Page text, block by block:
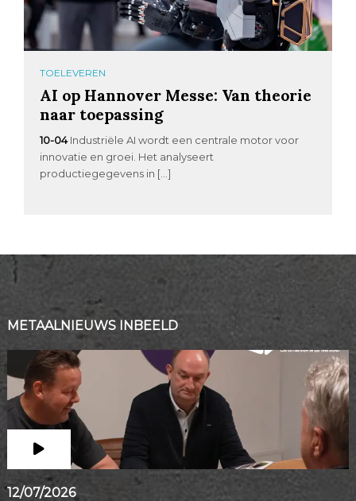
TOELEVEREN
AI op Hannover Messe: Van theorie
naar toepassing
10-04 Industriële AI wordt een centrale motor voor
innovatie en groei. Het analyseert
productiegegevens in […]
METAALNIEUWS INBEELD
12/07/2026